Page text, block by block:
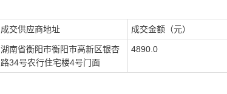
成交供应商地址 成交金额（元）
湖南省衡阳市衡阳市高新区银杏
路34号农行住宅楼4号门面
4890.0